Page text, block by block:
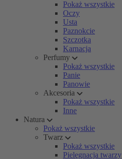
Pokaż wszystkie
Oczy
Usta
Paznokcie
Szczotka
Karnacja
Perfumy
Pokaż wszystkie
Panie
Panowie
Akcesoria
Pokaż wszystkie
Inne
Natura
Pokaż wszystkie
Twarz
Pokaż wszystkie
Pielęgnacja twarzy